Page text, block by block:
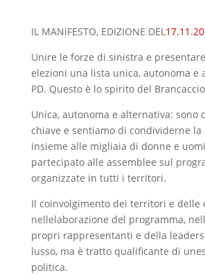
IL MANIFESTO, EDIZIONE DEL
Unire le forze di sinistra e
elezioni una lista unica, autonoma e
PD. Questo è lo spirito del
Unica, autonoma e alternativa: sono
chiave e sentiamo di condividerne
insieme alle migliaia di donne e
partecipato alle assemblee sul
organizzate in tutti i territori.
Il coinvolgimento dei territori e delle
nellelaborazione del programma,
propri rappresentanti e della
lusso, ma è tratto qualificante di
politica.